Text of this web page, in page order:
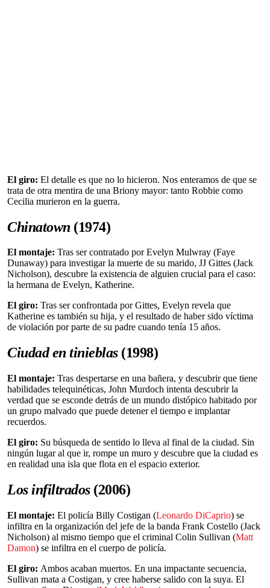
El giro: El detalle es que no lo hicieron. Nos enteramos de que se
trata de otra mentira de una Briony mayor: tanto Robbie como
Cecilia murieron en la guerra.
Chinatown (1974)
El montaje: Tras ser contratado por Evelyn Mulwray (Faye
Dunaway) para investigar la muerte de su marido, JJ Gittes (Jack
Nicholson), descubre la existencia de alguien crucial para el caso:
la hermana de Evelyn, Katherine.
El giro: Tras ser confrontada por Gittes, Evelyn revela que
Katherine es también su hija, y el resultado de haber sido víctima
de violación por parte de su padre cuando tenía 15 años.
Ciudad en tinieblas(1998)
El montaje: Tras despertarse en una bañera, y descubrir que tiene
habilidades telequinéticas, John Murdoch intenta descubrir la
verdad que se esconde detrás de un mundo distópico habitado por
un grupo malvado que puede detener el tiempo e implantar
recuerdos.
El giro: Su búsqueda de sentido lo lleva al final de la ciudad. Sin
ningún lugar al que ir, rompe un muro y descubre que la ciudad es
en realidad una isla que flota en el espacio exterior.
Los infiltrados (2006)
El montaje: El policía Billy Costigan (Leonardo DiCaprio) se
infiltra en la organización del jefe de la banda Frank Costello (Jack
Nicholson) al mismo tiempo que el criminal Colin Sullivan (Matt
Damon) se infiltra en el cuerpo de policía.
El giro: Ambos acaban muertos. En una impactante secuencia,
Sullivan mata a Costigan, y cree haberse salido con la suya. El